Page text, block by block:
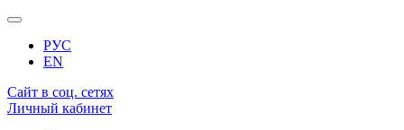
РУС
EN
Сайт в соц. сетях
Личный кабинет